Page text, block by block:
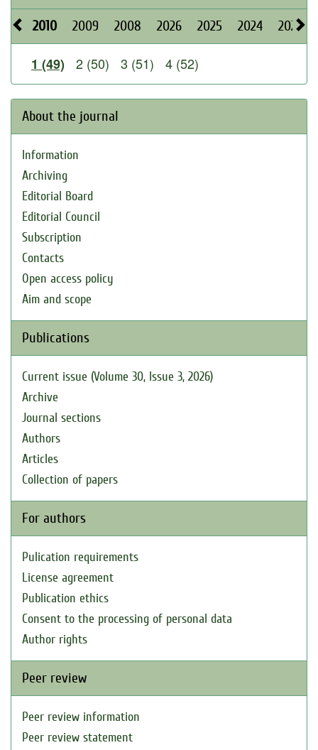
2010 2009 2008 2026 2025 2024 2023
1 (49) 2 (50) 3 (51) 4 (52)
About the journal
Information
Archiving
Editorial Board
Editorial Council
Subscription
Contacts
Open access policy
Aim and scope
Publications
Current issue (Volume 30, Issue 3, 2026)
Archive
Journal sections
Authors
Articles
Collection of papers
For authors
Pulication requirements
License agreement
Publication ethics
Consent to the processing of personal data
Author rights
Peer review
Peer review information
Peer review statement